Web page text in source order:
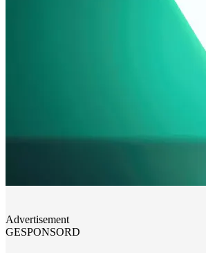
Advertisement
GESPONSORD